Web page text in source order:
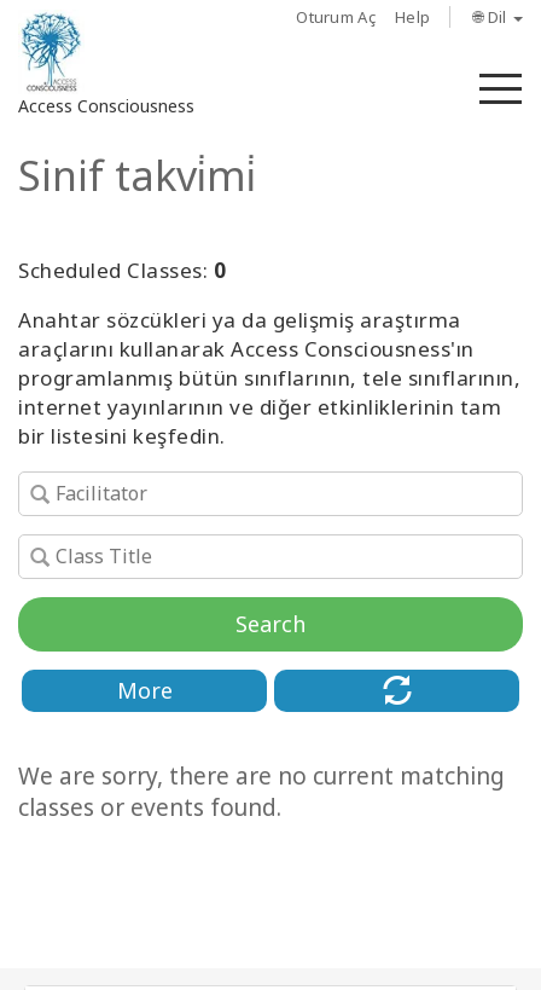
Oturum Aç Help 🌐 Dil
Access Consciousness
Hesabınızda
Access
Bars
Bölgeler
Sınıflar
Kolaylaştırıcılar
Açın
Sinif takvi̇mi̇
Scheduled Classes: 0
Anahtar sözcükleri ya da gelişmiş araştırma
araçlarını kullanarak Access Consciousness'ın
programlanmış bütün sınıflarının, tele sınıflarının,
internet yayınlarının ve diğer etkinliklerinin tam
bir listesini keşfedin.
Search
More
We are sorry, there are no current matching
classes or events found.